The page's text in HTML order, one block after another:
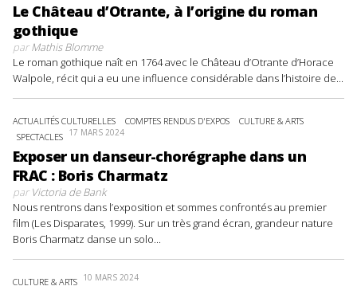
Le Château d’Otrante, à l’origine du roman
gothique
parMathis Blomme
Le roman gothique naît en 1764 avec le Château d’Otrante d’Horace
Walpole, récit qui a eu une influence considérable dans l’histoire de...
ACTUALITÉS CULTURELLES COMPTES RENDUS D'EXPOS
CULTURE & ARTS
SPECTACLES 17 MARS 2024
Exposer un danseur-chorégraphe dans un
FRAC : Boris Charmatz
parVictoria de Bank
Nous rentrons dans l’exposition et sommes confrontés au premier
film (Les Disparates, 1999). Sur un très grand écran, grandeur nature
Boris Charmatz danse un solo...
CULTURE & ARTS 10 MARS 2024